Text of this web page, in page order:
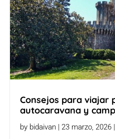
Consejos para viajar
autocaravana y
by bidaivan | 23 marzo, 2026 |